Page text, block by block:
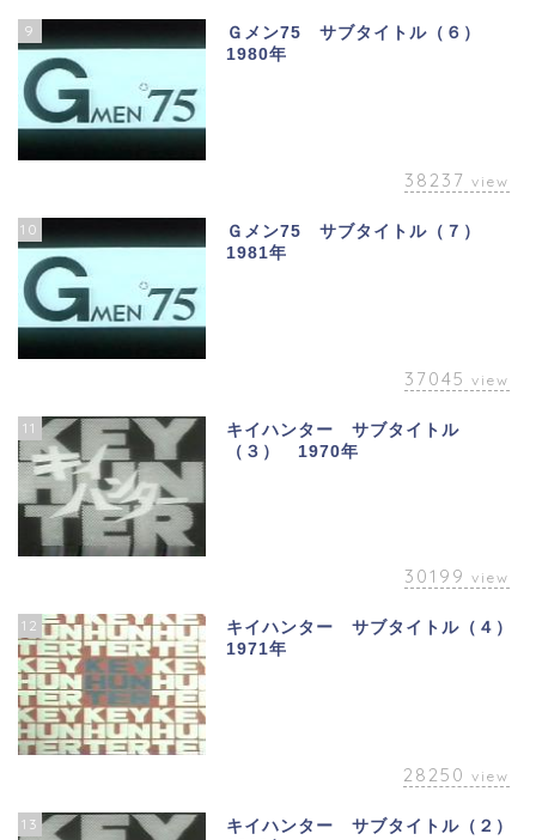
9
Ｇメン75 サブタイトル（６）
1980年
38237 view
10
Ｇメン75 サブタイトル（７）
1981年
37045 view
11
キイハンター サブタイトル
（３） 1970年
30199 view
12
キイハンター サブタイトル（４）
1971年
28250 view
13
キイハンター サブタイトル（２）